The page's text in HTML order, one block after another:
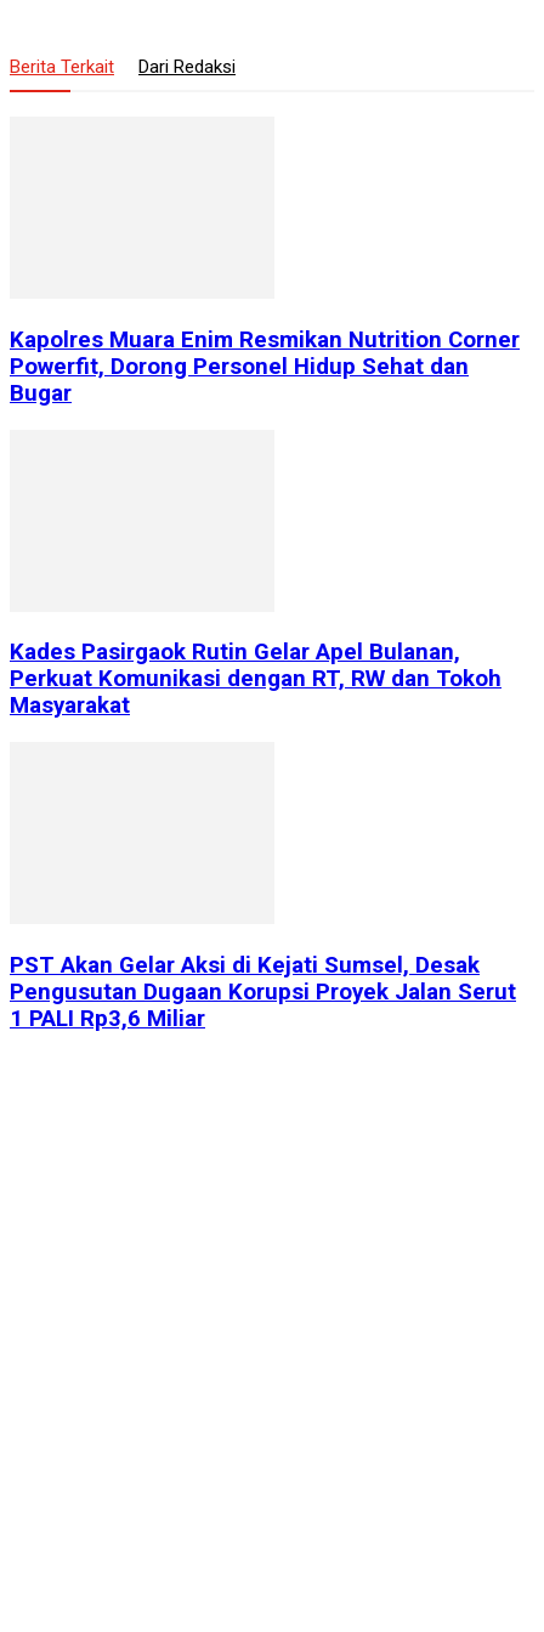
Berita Terkait Dari Redaksi
Kapolres Muara Enim Resmikan Nutrition Corner
Powerfit, Dorong Personel Hidup Sehat dan
Bugar
Kades Pasirgaok Rutin Gelar Apel Bulanan,
Perkuat Komunikasi dengan RT, RW dan Tokoh
Masyarakat
PST Akan Gelar Aksi di Kejati Sumsel, Desak
Pengusutan Dugaan Korupsi Proyek Jalan Serut
1 PALI Rp3,6 Miliar